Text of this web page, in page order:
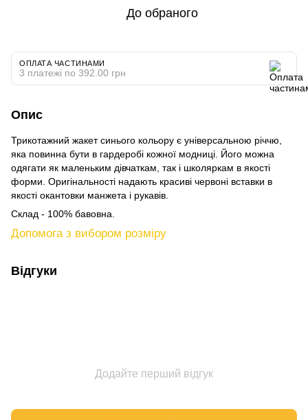
До обраного
ОПЛАТА ЧАСТИНАМИ
3 платежі по 392.00 грн
Опис
Трикотажний жакет синього кольору є універсальною річчю,
яка повинна бути в гардеробі кожної модниці. Його можна
одягати як маленьким дівчаткам, так і школяркам в якості
форми. Оригінальності надають красиві червоні вставки в
якості окантовки манжета і рукавів.
Склад - 100% бавовна.
Допомога з вибором розміру
Відгуки
Додайте перший відгук